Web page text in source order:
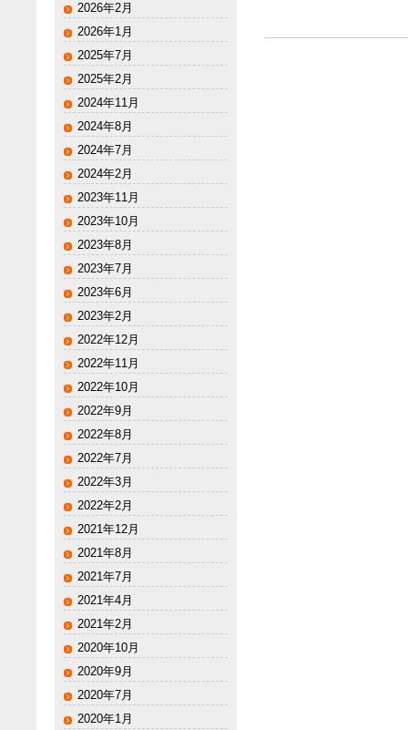
2026年2月
2026年1月
2025年7月
2025年2月
2024年11月
2024年8月
2024年7月
2024年2月
2023年11月
2023年10月
2023年8月
2023年7月
2023年6月
2023年2月
2022年12月
2022年11月
2022年10月
2022年9月
2022年8月
2022年7月
2022年3月
2022年2月
2021年12月
2021年8月
2021年7月
2021年4月
2021年2月
2020年10月
2020年9月
2020年7月
2020年1月